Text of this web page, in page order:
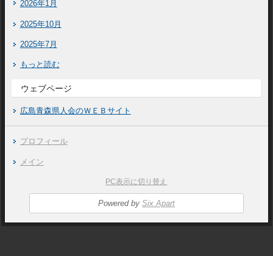
2026年1月
2025年10月
2025年7月
もっと読む
ウェブページ
広島青森県人会のＷＥＢサイト
プロフィール
メイン
PC表示に切り替え
Powered by Six Apart